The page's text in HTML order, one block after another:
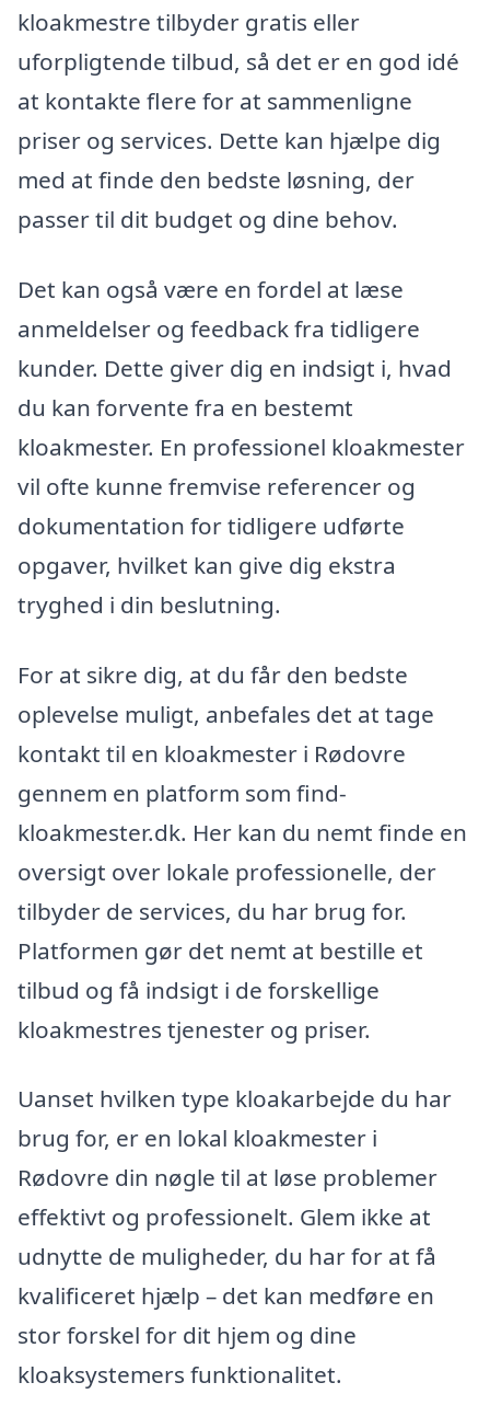
kloakmestre tilbyder gratis eller
uforpligtende tilbud, så det er en god idé
at kontakte flere for at sammenligne
priser og services. Dette kan hjælpe dig
med at finde den bedste løsning, der
passer til dit budget og dine behov.
Det kan også være en fordel at læse
anmeldelser og feedback fra tidligere
kunder. Dette giver dig en indsigt i, hvad
du kan forvente fra en bestemt
kloakmester. En professionel kloakmester
vil ofte kunne fremvise referencer og
dokumentation for tidligere udførte
opgaver, hvilket kan give dig ekstra
tryghed i din beslutning.
For at sikre dig, at du får den bedste
oplevelse muligt, anbefales det at tage
kontakt til en kloakmester i Rødovre
gennem en platform som find-
kloakmester.dk. Her kan du nemt finde en
oversigt over lokale professionelle, der
tilbyder de services, du har brug for.
Platformen gør det nemt at bestille et
tilbud og få indsigt i de forskellige
kloakmestres tjenester og priser.
Uanset hvilken type kloakarbejde du har
brug for, er en lokal kloakmester i
Rødovre din nøgle til at løse problemer
effektivt og professionelt. Glem ikke at
udnytte de muligheder, du har for at få
kvalificeret hjælp – det kan medføre en
stor forskel for dit hjem og dine
kloaksystemers funktionalitet.